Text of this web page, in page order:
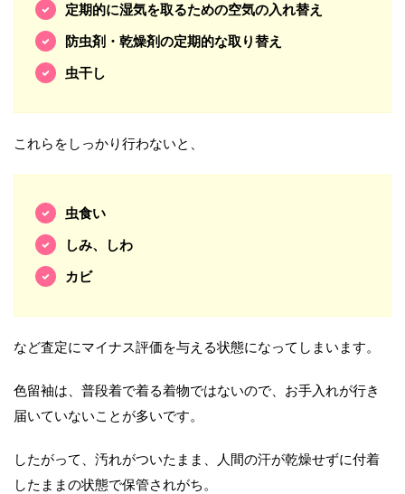
定期的に湿気を取るための空気の入れ替え
防虫剤・乾燥剤の定期的な取り替え
虫干し
これらをしっかり行わないと、
虫食い
しみ、しわ
カビ
など査定にマイナス評価を与える状態になってしまいます。
色留袖は、普段着で着る着物ではないので、お手入れが行き
届いていないことが多いです。
したがって、汚れがついたまま、人間の汗が乾燥せずに付着
したままの状態で保管されがち。